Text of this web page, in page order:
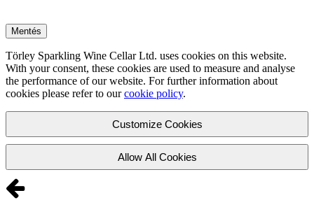
Mentés
Törley Sparkling Wine Cellar Ltd. uses cookies on this website.
With your consent, these cookies are used to measure and analyse
the performance of our website. For further information about
cookies please refer to ourcookie policy.
Customize Cookies
Allow All Cookies